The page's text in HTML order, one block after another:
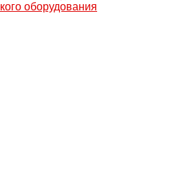
оборудования